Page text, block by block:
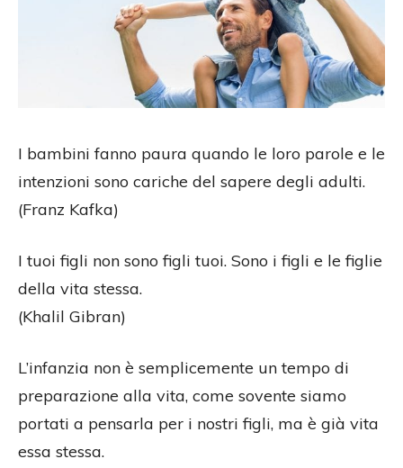
I bambini fanno paura quando le loro parole e le
intenzioni sono cariche del sapere degli adulti.
(Franz Kafka)
I tuoi figli non sono figli tuoi. Sono i figli e le figlie
della vita stessa.
(Khalil Gibran)
L’infanzia non è semplicemente un tempo di
preparazione alla vita, come sovente siamo
portati a pensarla per i nostri figli, ma è già vita
essa stessa.